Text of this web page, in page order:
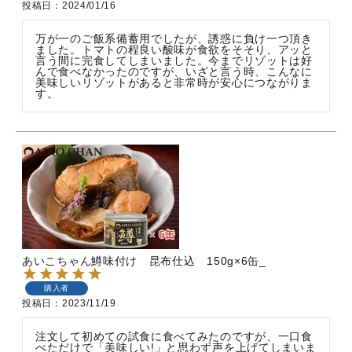
投稿日 2024/01/16
万が一のご飯系備蓄用でしたが、誘惑に負け一つ頂き
ました。トマトの程良い酸味が食欲をそそり、アッと
言う間に完食してしまいました。今までリゾットは好
んで食べなかったのですが、いざと言う時、こんなに
美味しいリゾットがあると非常時が安心につながりま
す。
あいこちゃん鱒味付け 昆布仕込 150g×6缶_
購入者
投稿日 2023/11/19
注文して初めての試食に食べてみたのですが、一口食
べただけで「美味しい!」と思わず声を上げてしまいま